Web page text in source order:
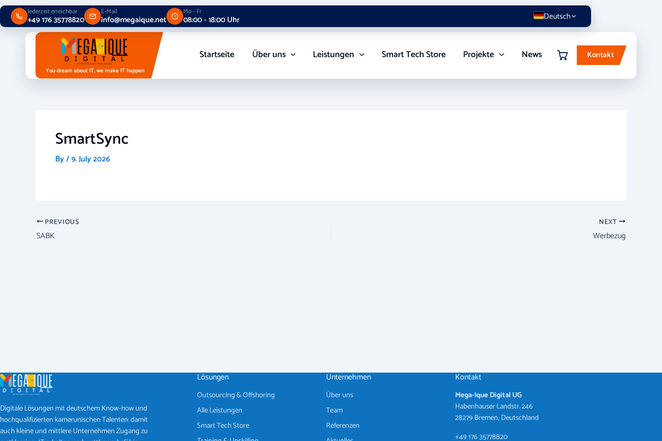
Skip
content
Jederzeit erreichbar
+49 176 35778820
E-Mail
info@megaique.net
Mo - Fr
08:00 - 18:00 Uhr Deutsch
You dream about IT, we make IT happen
Startseite Über uns Leistungen Smart Tech Store Projekte News Kontakt
SmartSync
By/9. July 2026
PREVIOUS
SABK
NEXT
Werbezug
Digitale Lösungen mit deutschem Know-how und
hochqualifizierten kamerunischen Talenten: damit
auch kleine und mittlere Unternehmen Zugang zu
Lösungen
Outsourcing & Offshoring
Alle Leistungen
Smart Tech Store
Unternehmen
Über uns
Team
Referenzen
Kontakt
Mega-Ique Digital UG
Habenhauser Landstr. 246
28279 Bremen, Deutschland
+49 176 35778820